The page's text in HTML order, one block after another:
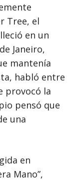
Tree, el
en un
Janeiro,
mantenía
habló entre
provocó la
pensó que
una
en
Mano”,